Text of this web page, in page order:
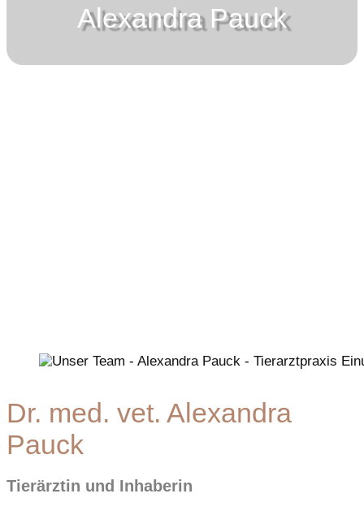
Alexandra Pauck
Dr. med. vet. Alexandra
Pauck
Tierärztin und Inhaberin